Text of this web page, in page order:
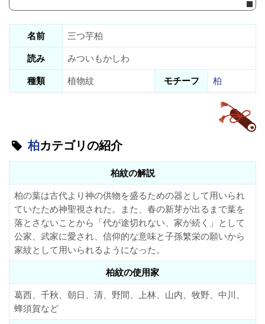
名前
三つ芋柏
読み
みついもかしわ
種類
植物紋 モチーフ 柏
柏カテゴリの紹介
柏紋の解説
柏の葉は古代より神の供物を盛るための器として用いられ
ていたため神聖視された。また、春の新芽が出るまで葉を
落とさないことから「代が途切れない、家が続く」として
公家、武家に愛され、信仰的な意味と子孫繁栄の願いから
家紋として用いられるようになった。
柏紋の使用家
葛西、千秋、朝日、清、野間、上林、山内、牧野、中川、
蜂須賀など